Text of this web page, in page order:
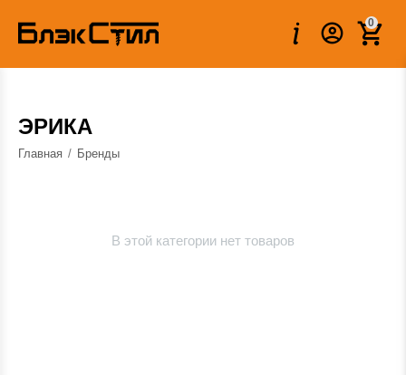
0
ЭРИКА
Главная / Бренды
В этой категории нет товаров